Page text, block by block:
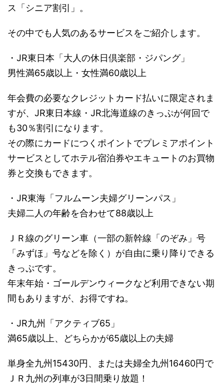
ス「シニア割引」。
その中でも人気のあるサービスをご紹介します。
・JR東日本「大人の休日倶楽部・ジパング」
男性満65歳以上・女性満60歳以上
年会費の必要なクレジットカード払いに限定されま
すが、JR東日本線・JR北海道線のきっぷが何回で
も30％割引になります。
その際にカードにつくポイントでプレミアポイント
サービスとしてホテル宿泊券やエキュートのお買物
券と交換もできます。
・JR東海「フルムーン夫婦グリーンパス」
夫婦二人の年齢を合わせて88歳以上
ＪＲ線のグリーン車（一部の新幹線「のぞみ」号
「みずほ」号などを除く）が自由に乗り降りできる
きっぷです。
年末年始・ゴールデンウィークなど利用できない期
間もありますが、お得ですね。
・JR九州「アクティブ65」
満65歳以上、どちらかが65歳以上の夫婦
単身全九州15430円、または夫婦全九州16460円で
ＪＲ九州の列車が3日間乗り放題！